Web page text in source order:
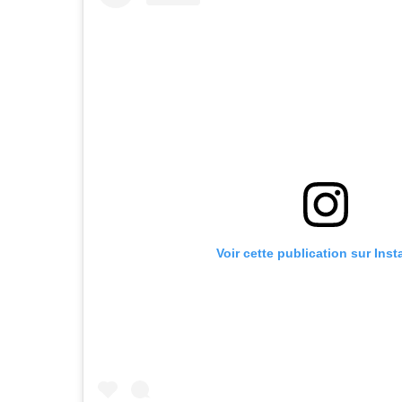
Voir cette publication sur